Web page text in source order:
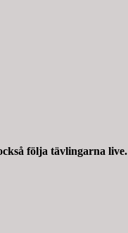
följa tävlingarna live.